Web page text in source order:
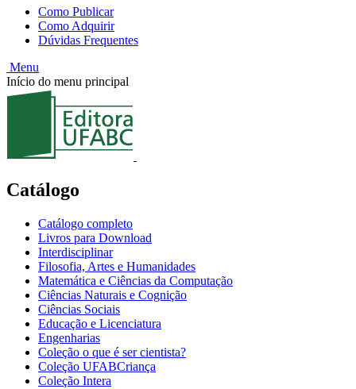
Como Publicar
Como Adquirir
Dúvidas Frequentes
Menu
Início do menu principal
Catálogo
Catálogo completo
Livros para Download
Interdisciplinar
Filosofia, Artes e Humanidades
Matemática e Ciências da Computação
Ciências Naturais e Cognição
Ciências Sociais
Educação e Licenciatura
Engenharias
Coleção o que é ser cientista?
Coleção UFABCriança
Coleção Intera